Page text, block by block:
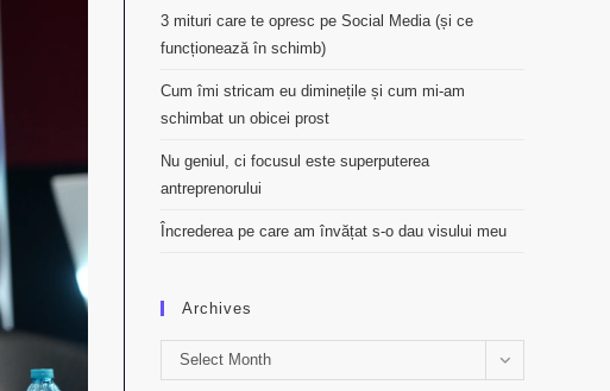
3 mituri care te opresc pe Social Media (și ce
funcționează în schimb)
Cum îmi stricam eu diminețile și cum mi-am
schimbat un obicei prost
Nu geniul, ci focusul este superputerea
antreprenorului
Încrederea pe care am învățat s-o dau visului meu
Archives
Archives
Select Month